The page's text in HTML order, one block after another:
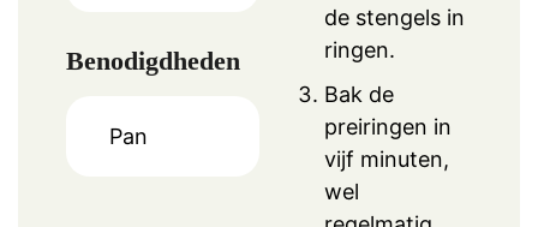
Benodigdheden
Pan
de stengels in
ringen.
Bak de
preiringen in
vijf minuten,
wel